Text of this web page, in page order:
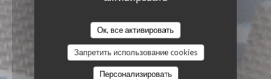
Ок, все активировать
Запретить использование cookies
Персонализировать